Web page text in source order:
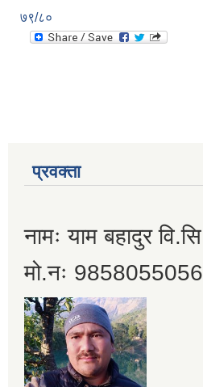
७९/८०
प्रवक्ता
नामः याम बहादुर वि.सि
मो.नः 9858055056